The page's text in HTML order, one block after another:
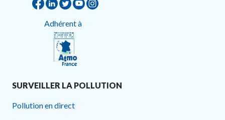
Adhérent à
SURVEILLER LA POLLUTION
Pollution en direct